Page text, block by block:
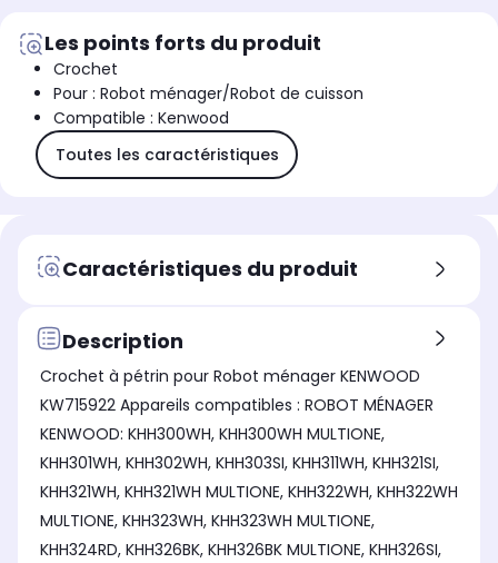
Les points forts du produit
Crochet
Pour : Robot ménager/Robot de cuisson
Compatible : Kenwood
Toutes les caractéristiques
Caractéristiques du produit
Description
Crochet à pétrin pour Robot ménager KENWOOD
KW715922 Appareils compatibles : ROBOT MÉNAGER
KENWOOD: KHH300WH, KHH300WH MULTIONE,
KHH301WH, KHH302WH, KHH303SI, KHH311WH, KHH321SI,
KHH321WH, KHH321WH MULTIONE, KHH322WH, KHH322WH
MULTIONE, KHH323WH, KHH323WH MULTIONE,
KHH324RD, KHH326BK, KHH326BK MULTIONE, KHH326SI,